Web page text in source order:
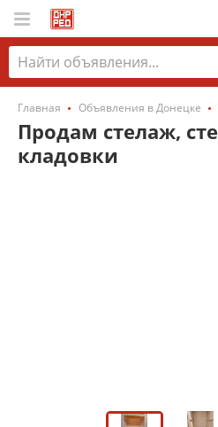
Главная Объявления в Донецке
Продам стелаж,
кладовки